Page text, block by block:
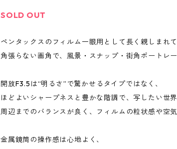
SOLD OUT
ペンタックスのフィルム一眼用として長く親しまれて
角張らない画角で、風景・スナップ・街角ポートレ
開放F3.5は“明るさ”で驚かせるタイプではなく、
ほどよいシャープネスと豊かな階調で、写したい世
周辺までのバランスが良く、フィルムの粒状感や空
金属鏡筒の操作感は心地よく、